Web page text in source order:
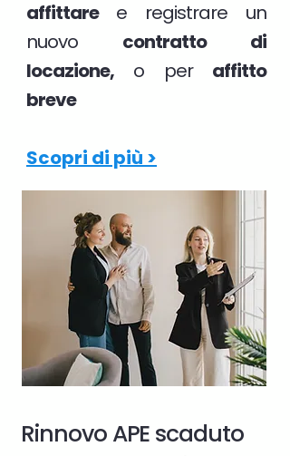
affittare e registrare un
nuovo contratto di
locazione, o peraffitto
breve
Scopri di più >
Rinnovo APE scaduto